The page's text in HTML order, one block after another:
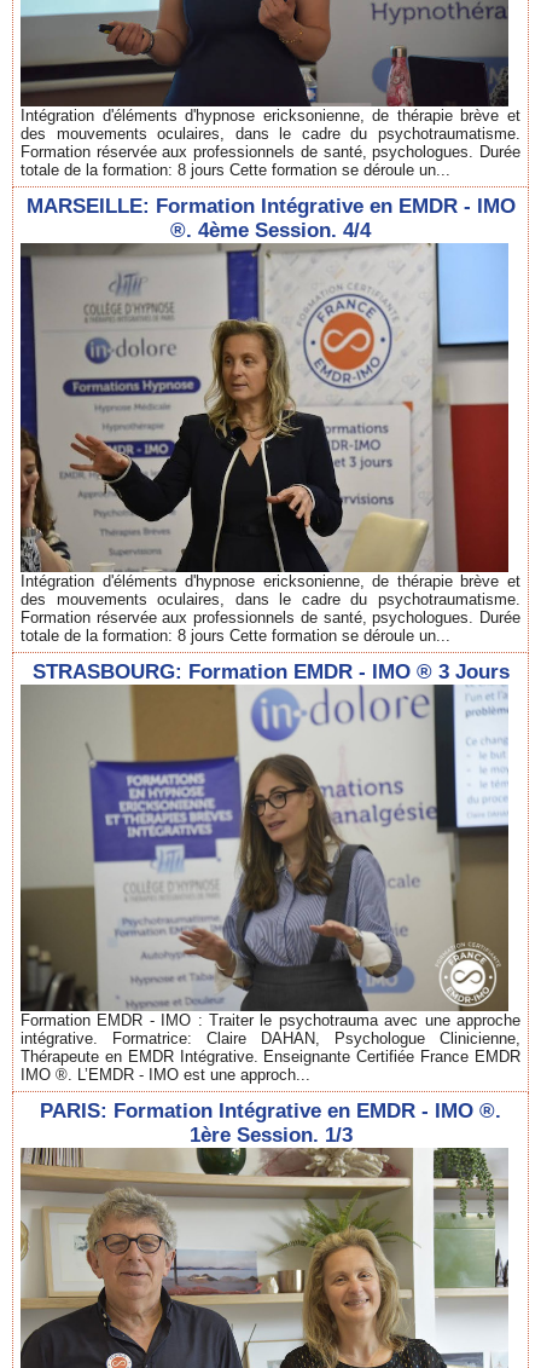
Intégration d'éléments d'hypnose ericksonienne, de thérapie brève et
des mouvements oculaires, dans le cadre du psychotraumatisme.
Formation réservée aux professionnels de santé, psychologues. Durée
totale de la formation: 8 jours Cette formation se déroule un...
MARSEILLE: Formation Intégrative en EMDR - IMO
®. 4ème Session. 4/4
Intégration d'éléments d'hypnose ericksonienne, de thérapie brève et
des mouvements oculaires, dans le cadre du psychotraumatisme.
Formation réservée aux professionnels de santé, psychologues. Durée
totale de la formation: 8 jours Cette formation se déroule un...
STRASBOURG: Formation EMDR - IMO ® 3 Jours
Formation EMDR - IMO : Traiter le psychotrauma avec une approche
intégrative. Formatrice: Claire DAHAN, Psychologue Clinicienne,
Thérapeute en EMDR Intégrative. Enseignante Certifiée France EMDR
IMO ®. L’EMDR - IMO est une approch...
PARIS: Formation Intégrative en EMDR - IMO ®.
1ère Session. 1/3